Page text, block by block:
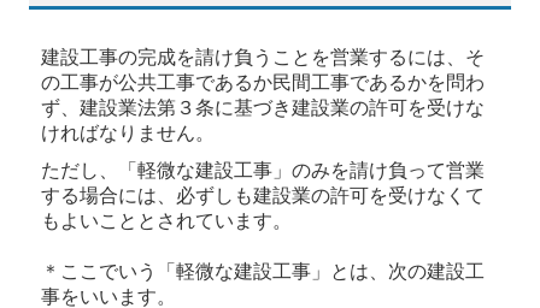
法人・個人のお客様
円滑な事業承継を支援
記帳代行
建設業について
報酬料金について
労働保険の加入
建設工事の完成を請け負うことを営業するには、そ
の工事が公共工事であるか民間工事であるかを問わ
ず、建設業法第３条に基づき建設業の許可を受けな
ければなりません。
ただし、「軽微な建設工事」のみを請け負って営業
する場合には、必ずしも建設業の許可を受けなくて
もよいこととされています。
＊ここでいう「軽微な建設工事」とは、次の建設工
事をいいます。